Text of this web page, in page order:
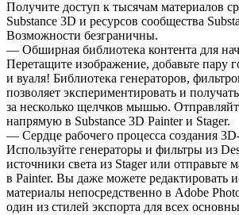
Получите доступ к тысячам материалов
Substance 3D и ресурсов сообщества
Возможности безграничны.
— Обширная библиотека контента для
Перетащите изображение, добавьте пару
и вуаля! Библиотека генераторов,
позволяет экспериментировать и
за несколько щелчков мышью.
напрямую в Substance 3D Painter и Stager.
— Сердце рабочего процесса создания
Используйте генераторы и фильтры из
источники света из Stager или отправьте
в Painter. Вы даже можете редактировать
материалы непосредственно в Adobe
один из стилей экспорта для всех